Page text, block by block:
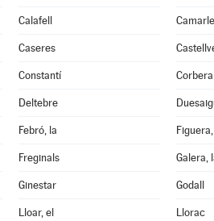
Calafell
Caseres
Constantí
Deltebre
Febró, la
Freginals Galera,
Ginestar Godall
Lloar, el Llorac